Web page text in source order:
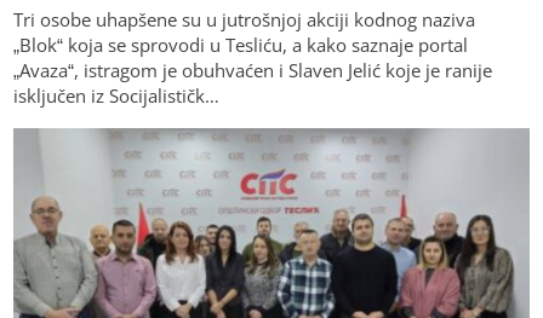
Tri osobe uhapšene su u jutrošnjoj akciji kodnog naziva
„Blok“ koja se sprovodi u Tesliću, a kako saznaje portal
„Avaza“, istragom je obuhvaćen i Slaven Jelić koje je ranije
isključen iz Socijalističk…